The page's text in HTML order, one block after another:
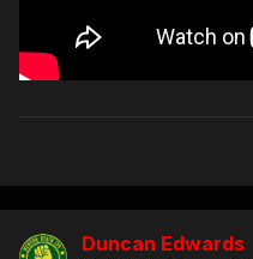
Duncan Edwards